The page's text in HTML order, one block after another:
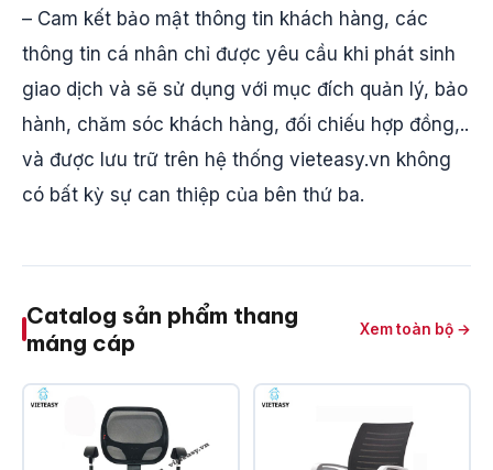
– Cam kết bảo mật thông tin khách hàng, các
thông tin cá nhân chỉ được yêu cầu khi phát sinh
giao dịch và sẽ sử dụng với mục đích quản lý, bảo
hành, chăm sóc khách hàng, đối chiếu hợp đồng,..
và được lưu trữ trên hệ thống vieteasy.vn không
có bất kỳ sự can thiệp của bên thứ ba.
Catalog sản phẩm thang
máng cáp
Xem toàn bộ →